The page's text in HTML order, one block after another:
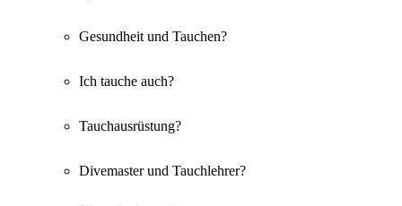
Gesundheit und Tauchen?
Ich tauche auch?
Tauchausrüstung?
Divemaster und Tauchlehrer?